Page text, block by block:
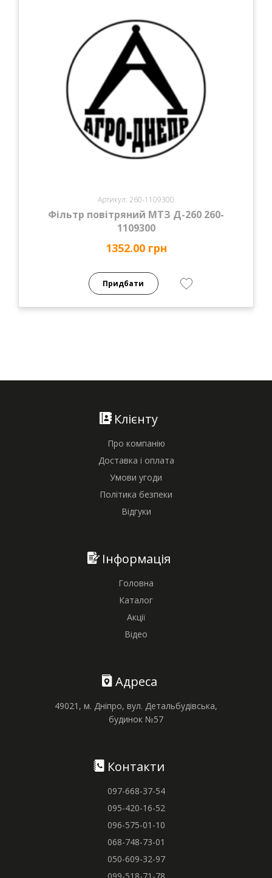
Артикул: 260-1109300
Фільтр повітряний МТЗ Д-260 260-
1109300
1352.00 грн
Придбати
Клієнту
Про компанію
Доставка і оплата
Умови угоди
Політика безпеки
Відгуки
Інформація
Головна
Каталог
Акції
Відео
Адреса
49021, м. Дніпро, вул. Детальбудівська,
будинок №57
Контакти
097-668-37-54
095-420-16-52
096-575-01-10
068-748-73-01
050-609-32-97